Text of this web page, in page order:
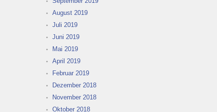
August 2019
Juli 2019
Juni 2019
Mai 2019
April 2019
Februar 2019
Dezember 2018
November 2018
Oktober 2018